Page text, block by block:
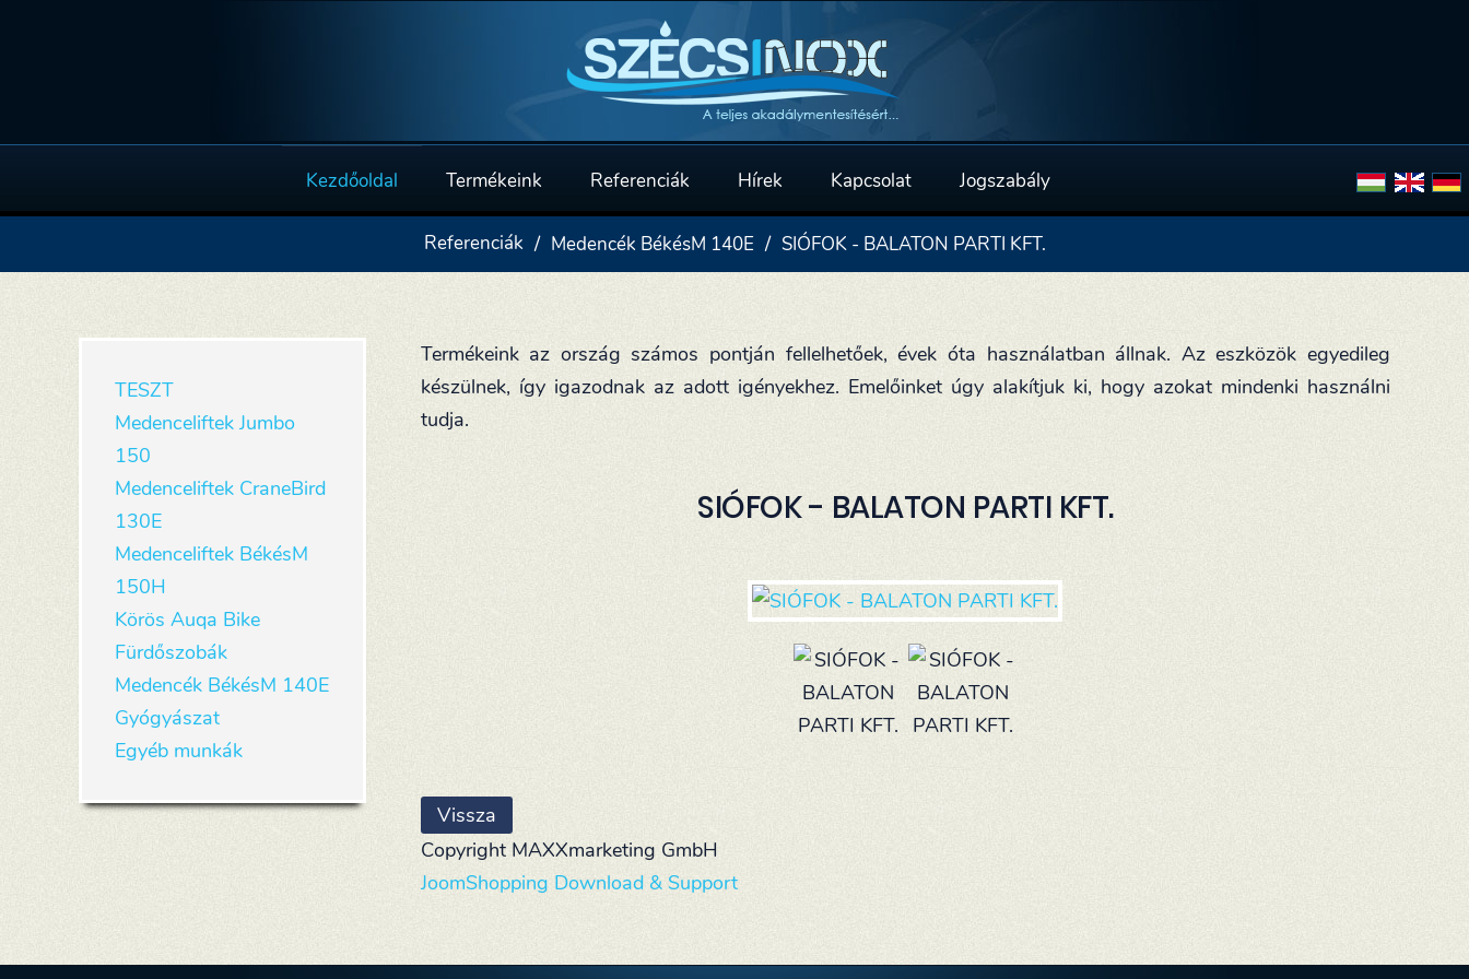
Kezdőoldal Termékeink Referenciák Hírek Kapcsolat Jogszabály
Referenciák Medencék BékésM 140E SIÓFOK - BALATON PARTI KFT.
Termékeink az ország számos pontján fellelhetőek, évek óta használatban állnak. Az eszközök egyedileg
készülnek, így igazodnak az adott igényekhez. Emelőinket úgy alakítjuk ki, hogy azokat mindenki használni
tudja.
SIÓFOK - BALATON PARTI KFT.
Copyright MAXXmarketing GmbH
JoomShopping Download & Support
TESZT
Medenceliftek Jumbo
150
Medenceliftek CraneBird
130E
Medenceliftek BékésM
150H
Körös Auqa Bike
Fürdőszobák
Medencék BékésM 140E
Gyógyászat
Egyéb munkák